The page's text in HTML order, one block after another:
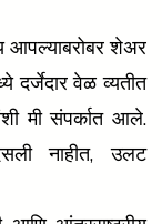
आपल्याबरोबर शेअर
दर्जेदार वेळ व्यतीत
मी संपर्कात आले.
नाहीत, उलट